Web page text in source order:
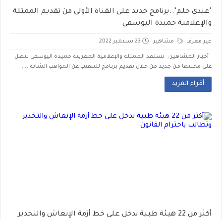
"عندي حلم"..برنامج جديد على القناة الأولى من تقديم الممثلة
والإعلامية حميدة اليوسفي
غير معرف مشاهير 23 سبتمبر 2022
أخبار المشاهير : تستعد الممثلة والإعلامية المغربية حميدة اليوسفي لتطل
على محبيها من جديد من خلال تقديم برنامج للتنقيب عن المواهب الشابة ،...
أقراء المزيد
أكثر من 22 هيئة طبية تدخل على خط أزمة الإنعاش والتخدير